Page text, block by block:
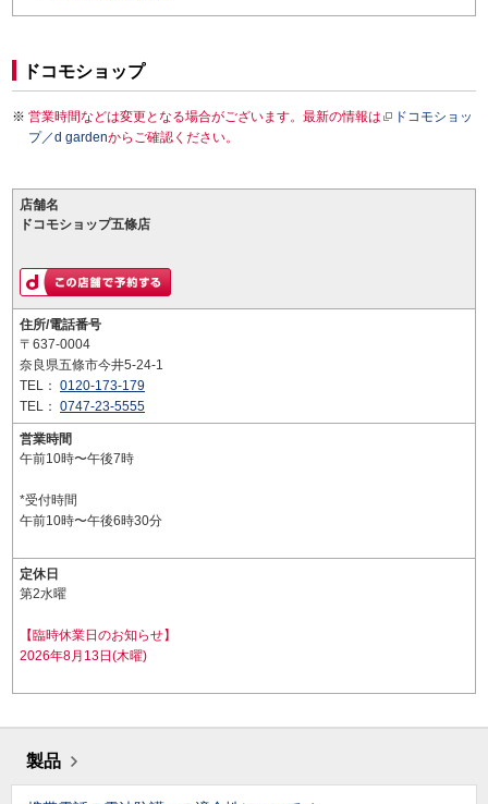
ドコモショップ
営業時間などは変更となる場合がございます。最新の情報は
ドコモショッ
プ／d gardenからご確認ください。
店舗名
ドコモショップ五條店
住所/電話番号
〒637-0004
奈良県五條市今井5-24-1
TEL： 0120-173-179
TEL： 0747-23-5555
営業時間
午前10時〜午後7時
*受付時間
午前10時〜午後6時30分
定休日
第2水曜
【臨時休業日のお知らせ】
2026年8月13日(木曜)
製品